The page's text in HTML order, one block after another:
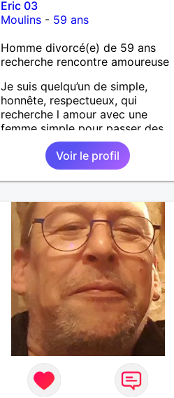
Eric 03
Moulins - 59 ans
Homme divorcé(e) de 59 ans
recherche rencontre amoureuse
Je suis quelqu’un de simple,
honnête, respectueux, qui
recherche l amour avec une
femme simple pour passer des
moments agréables :discuter,
voyager, visiter d’autres pays
sans prise de tête.
Voir le profil